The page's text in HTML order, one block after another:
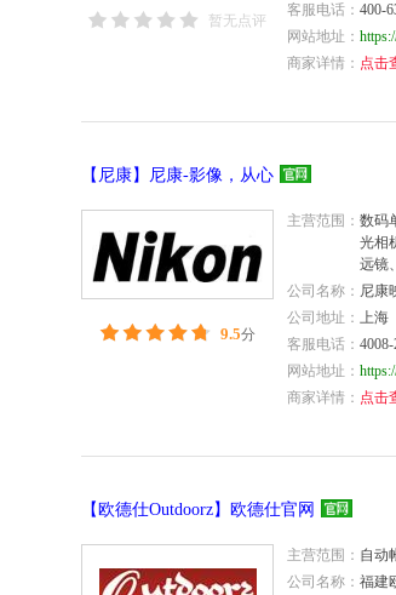
暂无点评
客服电话： 400-
网站地址：
商家详情： 点击
【尼康】尼康-影像，从心
9.5分
主营范围： 数码
光相
远镜
公司名称： 尼康
公司地址： 上海
客服电话：
网站地址：
商家详情： 点击
【欧德仕Outdoorz】欧德仕官网
主营范围： 自动
公司名称： 福建